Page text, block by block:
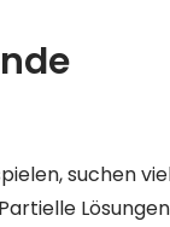
suchen